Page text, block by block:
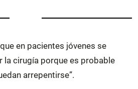
en pacientes jóvenes se
la cirugía porque es probable
arrepentirse”.